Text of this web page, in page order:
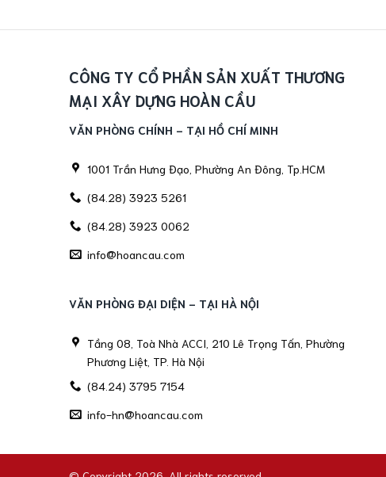
CÔNG TY CỔ PHẦN SẢN XUẤT THƯƠNG
MẠI XÂY DỰNG HOÀN CẦU
VĂN PHÒNG CHÍNH - TẠI HỒ CHÍ MINH
1001 Trần Hưng Đạo, Phường An Đông, Tp.HCM
(84.28) 3923 5261
(84.28) 3923 0062
info@hoancau.com
VĂN PHÒNG ĐẠI DIỆN - TẠI HÀ NỘI
Tầng 08, Toà Nhà ACCI, 210 Lê Trọng Tấn, Phường
Phương Liệt, TP. Hà Nội
(84.24) 3795 7154
info-hn@hoancau.com